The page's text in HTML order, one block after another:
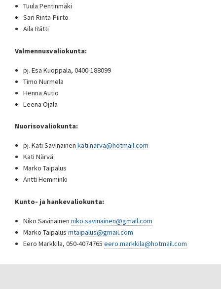
Tuula Pentinmäki
Sari Rinta-Piirto
Aila Rätti
Valmennusvaliokunta:
pj. Esa Kuoppala, 0400-188099
Timo Nurmela
Henna Autio
Leena Ojala
Nuorisovaliokunta:
pj. Kati Savinainenkati.narva@hotmail.com
Kati Närvä
Marko Taipalus
Antti Hemminki
Kunto- ja hankevaliokunta:
Niko Savinainenniko.savinainen@gmail.com
Marko Taipalusmtaipalus@gmail.com
Eero Markkila, 050-4074765eero.markkila@hotmail.com